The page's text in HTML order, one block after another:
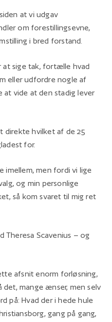
at vi udgav
om forestillingsevne,
i bred forstand.
at sige tak, fortælle hvad
eller udfordre nogle af
at vide at den stadig lever
direkte hvilket af de 25
for.
imellem, men fordi vi lige
og min personlige
så kom svaret til mig ret
Theresa Scavenius – og
afsnit enorm forløsning,
mange ænser, men selv
på: Hvad der i hede hule
gang på gang,